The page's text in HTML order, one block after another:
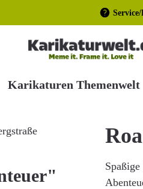
Karikaturen Themenwelt